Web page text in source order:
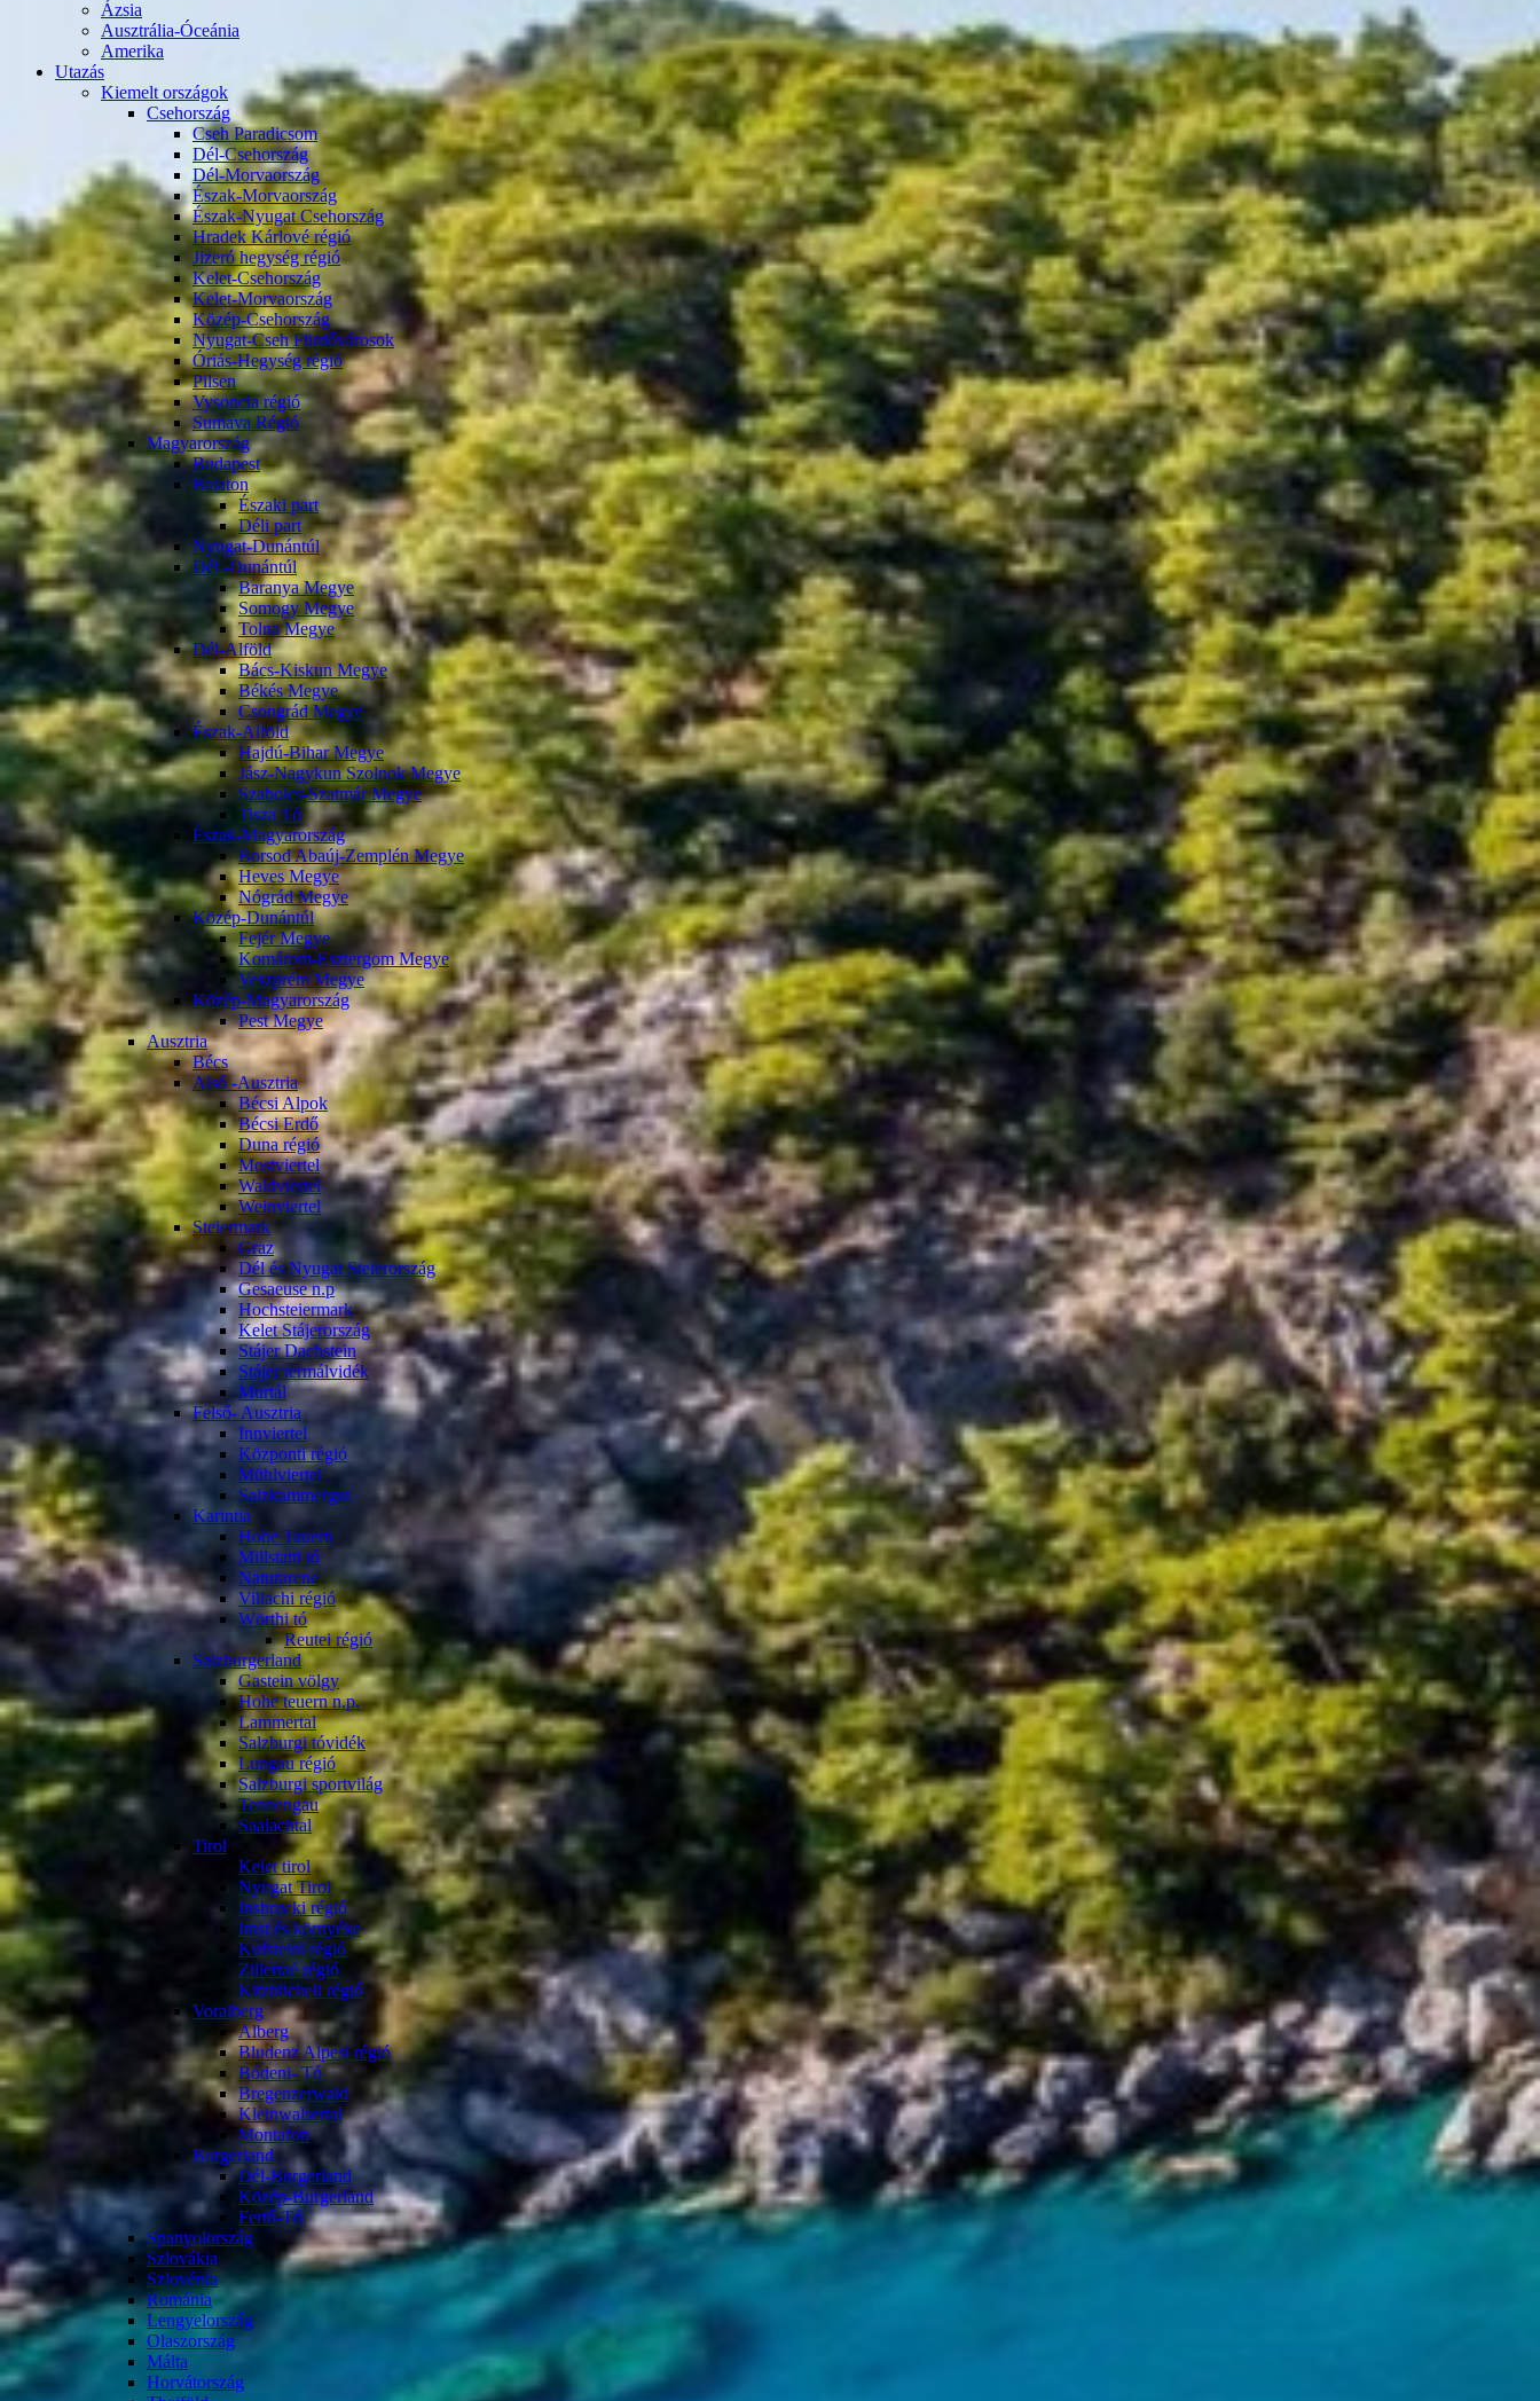
Ázsia
Ausztrália-Óceánia
Amerika
Utazás
Kiemelt országok
Csehország
Cseh Paradicsom
Dél-Csehország
Dél-Morvaország
Észak-Morvaország
Észak-Nyugat Csehország
Hradek Kárlové régió
Jizeró hegység régió
Kelet-Csehország
Kelet-Morvaország
Közép-Csehország
Nyugat-Cseh Fürdővárosok
Óriás-Hegység régió
Pilsen
Vysoncia régió
Sumava Régió
Magyarország
Budapest
Balaton
Északi part
Déli part
Nyugat-Dunántúl
Dél -Dunántúl
Baranya Megye
Somogy Megye
Tolna Megye
Dél-Alföld
Bács-Kiskun Megye
Békés Megye
Csongrád Megye
Észak-Alföld
Hajdú-Bihar Megye
Jász-Nagykun Szolnok Megye
Szabolcs-Szatmár Megye
Tisza Tó
Észak-Magyarország
Borsod Abaúj-Zemplén Megye
Heves Megye
Nógrád Megye
Közép-Dunántúl
Fejér Megye
Komárom-Esztergom Megye
Veszprém Megye
Közép-Magyarország
Pest Megye
Ausztria
Bécs
Alsó -Ausztria
Bécsi Alpok
Bécsi Erdő
Duna régió
Mostviertel
Waldviertel
Weinviertel
Steiermark
Graz
Dél és Nyugat Steierország
Gesaeuse n.p
Hochsteiermark
Kelet Stájerország
Stájer Dachstein
Stájer termálvidék
Murtál
Felső- Ausztria
Innviertel
Központi régió
Mühlviertel
Salzkammergut
Karintia
Hohe Tauern
Millstatti tó
Naturarene
Villachi régió
Wörthi tó
Reutei régió
Salzburgerland
Gastein völgy
Hohe teuern n.p.
Lammertal
Salzburgi tóvidék
Lungau régió
Salzburgi sportvilág
Tennengau
Saalachtal
Tirol
Kelet tirol
Nyugat Tirol
Insbrucki régió
Imst és környéke
Kufsteini régió
Zillertaé régió
Kitzbücheli régió
Voralberg
Alberg
Bludenz Alpesi régió
Bódeni- Tó
Bregenzerwald
Kleinwalsertal
Montafon
Burgerland
Dél-Burgerland
Közép-Burgerland
Fertő-Tó
Spanyolország
Szlovákia
Szlovénia
Románia
Lengyelország
Olaszország
Málta
Horvátország